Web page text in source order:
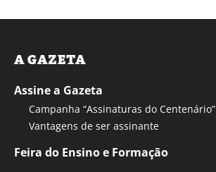
A GAZETA
Assine a Gazeta
Campanha “Assinaturas do Centenário”
Vantagens de ser assinante
Feira do Ensino e Formação